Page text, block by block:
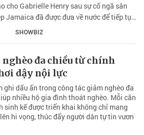
cho Gabrielle Henry sau sự cố ngã sân
Jamaica đã được đưa về nước để tiếp tục
hồi phục.
SHOWBIZ
đa chiều từ chính
dậy nội lực
ghi dấu ấn trong công tác giảm nghèo đa
nhiều hộ gia đình thoát nghèo. Mỗi căn
sinh kế được triển khai không chỉ mang
hi vọng, thúc đẩy người dân tự tin vươn